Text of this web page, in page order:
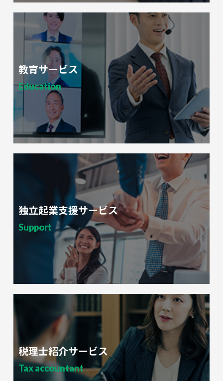
教育サービス
Education
独立起業支援サービス
Support
税理士紹介サービス
Tax accountant